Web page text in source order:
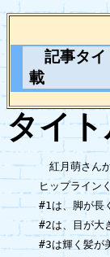
記事タイ
載
タイ
紅月萌さんか
ヒップライン
#1は、脚が長
#2は、目が大
#3は輝く髪が